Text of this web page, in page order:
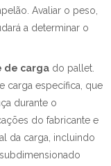
Avaliar o peso,
a determinar o
de carga do pallet.
carga específica, que
durante o
do fabricante e
da carga, incluindo